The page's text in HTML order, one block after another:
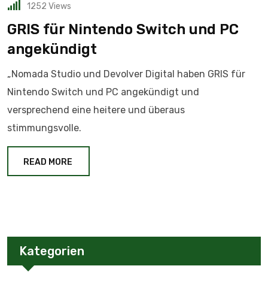
1252 Views
GRIS für Nintendo Switch und PC
angekündigt
„Nomada Studio und Devolver Digital haben GRIS für
Nintendo Switch und PC angekündigt und
versprechend eine heitere und überaus
stimmungsvolle.
READ MORE
Kategorien